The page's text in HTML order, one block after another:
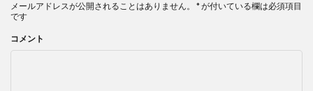
メールアドレスが公開されることはありません。 *が付いている欄は必須項目
です
コメント